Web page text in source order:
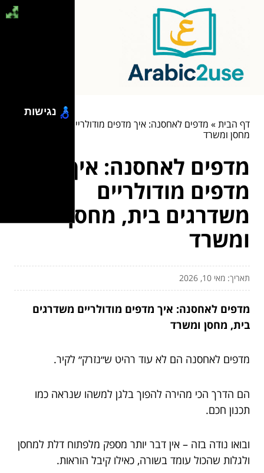
דף הבית» מדפים לאחסנה: איך מדפים מודולריים משדרגים בית,
מחסן ומשרד
מדפים לאחסנה: איך
מדפים מודולריים
משדרגים בית, מחסן
ומשרד
תאריך: מאי 10, 2026
מדפים לאחסנה: איך מדפים מודולריים משדרגים
בית, מחסן ומשרד
מדפים לאחסנה הם לא עוד רהיט ש״נזרק״ לקיר.
הם הדרך הכי מהירה להפוך בלגן למשהו שנראה כמו
תכנון חכם.
ובואו נודה בזה – אין דבר יותר מספק מלפתוח דלת למחסן
ולגלות שהכול עומד בשורה, כאילו קיבל הוראות.
נגישות